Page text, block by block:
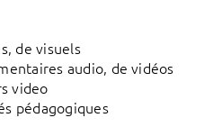
de visuels
audio, de vidéos
video
pédagogiques